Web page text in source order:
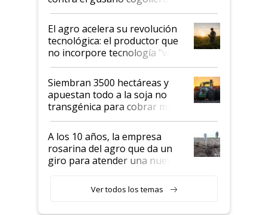
desafío de una tecnología clave
El agro acelera su revolución
tecnológica: el productor que
no incorpore tecnología "va a
perder el tren"
Siembran 3500 hectáreas y
apuestan todo a la soja no
transgénica para cobrar más
por tonelada: compraron un
semillero
A los 10 años, la empresa
rosarina del agro que da un
giro para atender una nueva
Ver todos los temas